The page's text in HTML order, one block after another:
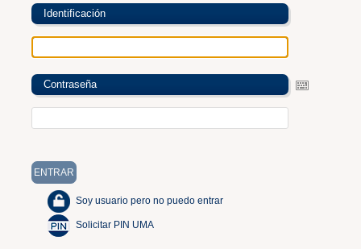
Identificación
Contraseña
Soy usuario pero no puedo entrar
Solicitar PIN UMA